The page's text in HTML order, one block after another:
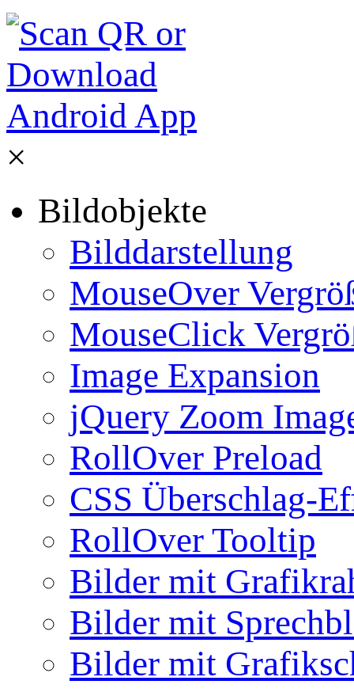
×
Bildobjekte
Bilddarstellung
MouseOver
MouseClick
Image Expansion
jQuery Zoom
RollOver Preload
CSS Überschlag-
RollOver Tooltip
Bilder mit
Bilder mit
Bilder mit